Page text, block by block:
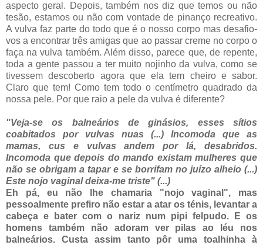
aspecto geral. Depois, também nos diz que temos ou não
tesão, estamos ou não com vontade de pinanço recreativo.
A vulva faz parte do todo que é o nosso corpo mas desafio-
vos a encontrar três amigas que ao passar creme no corpo o
faça na vulva também. Além disso, parece que, de repente,
toda a gente passou a ter muito nojinho da vulva, como se
tivessem descoberto agora que ela tem cheiro e sabor.
Claro que tem! Como tem todo o centímetro quadrado da
nossa pele. Por que raio a pele da vulva é diferente?
"Veja-se os balneários de ginásios, esses sítios
coabitados por vulvas nuas (...) Incomoda que as
mamas, cus e vulvas andem por lá, desabridos.
Incomoda que depois do mando existam mulheres que
não se obrigam a tapar e se borrifam no juízo alheio (...)
Este nojo vaginal deixa-me triste" (...)
Eh pá, eu não lhe chamaria "nojo vaginal", mas
pessoalmente prefiro não estar a atar os ténis, levantar a
cabeça e bater com o nariz num pipi felpudo. E os
homens também não adoram ver pilas ao léu nos
balneários. Custa assim tanto pôr uma toalhinha à